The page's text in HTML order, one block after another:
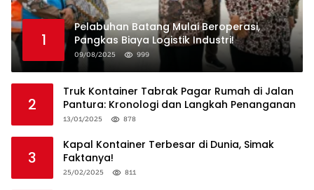
1
Pelabuhan Batang Mulai Beroperasi,
Pangkas Biaya Logistik Industri!
09/08/2025 999
2
Truk Kontainer Tabrak Pagar Rumah di Jalan
Pantura: Kronologi dan Langkah Penanganan
13/01/2025 878
3
Kapal Kontainer Terbesar di Dunia, Simak
Faktanya!
25/02/2025 811